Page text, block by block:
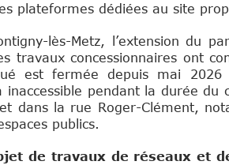
plateformes dédiées au site
lès-Metz, l’extension du
travaux concessionnaires ont
est fermée depuis mai 2026
pendant la durée du
dans la rue Roger-Clément,
publics.
de travaux de réseaux et